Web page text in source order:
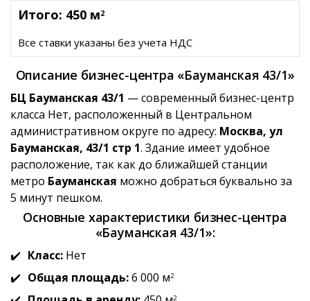
Итого: 450 м2
Все ставки указаны без учета НДС
Описание бизнес-центра «Бауманская 43/1»
БЦ Бауманская 43/1 — современный бизнес-центр
класса Нет, расположенный в Центральном
административном округе по адресу: Москва, ул
Бауманская, 43/1 стр 1. Здание имеет удобное
расположение, так как до ближайшей станции
метро Бауманская можно добраться буквально за
5 минут пешком.
Основные характеристики бизнес-центра
«Бауманская 43/1»:
Класс: Нет
Общая площадь:6 000 м2
2